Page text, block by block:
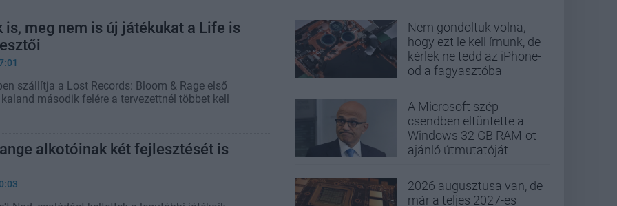
is, meg nem is új játékukat a Life is
szállítja a Lost Records: Bloom & Rage első
második felére a tervezettnél többet kell
alkotóinak két fejlesztését is
Nem gondoltuk volna,
hogy ezt le kell írnunk, de
kérlek ne tedd az iPhone-
od a fagyasztóba
A Microsoft szép
csendben eltüntette a
Windows 32 GB RAM-ot
ajánló útmutatóját
2026 augusztusa van, de
már a teljes 2027-es